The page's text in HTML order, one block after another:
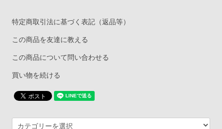
特定商取引法に基づく表記（返品等）
この商品を友達に教える
この商品について問い合わせる
買い物を続ける